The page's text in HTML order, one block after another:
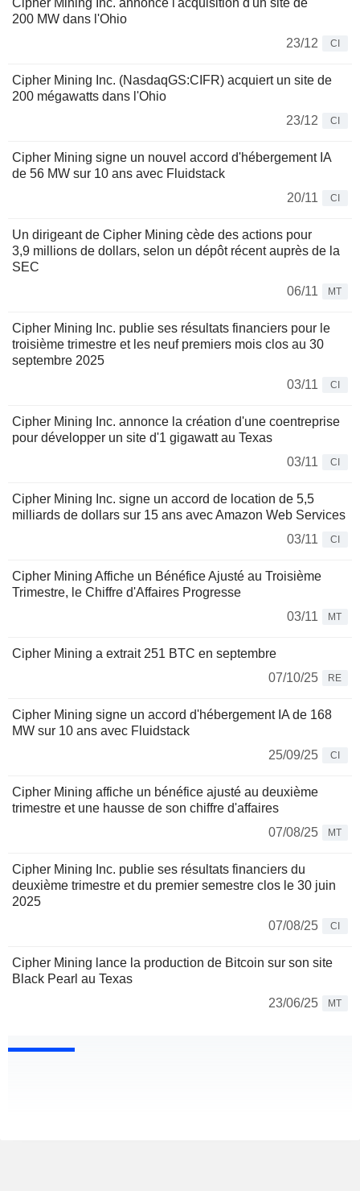
Cipher Mining Inc. annonce l'acquisition d'un site de
200 MW dans l'Ohio
23/12
CI
Cipher Mining Inc. (NasdaqGS:CIFR) acquiert un site de
200 mégawatts dans l'Ohio
23/12
CI
Cipher Mining signe un nouvel accord d'hébergement IA
de 56 MW sur 10 ans avec Fluidstack
20/11
CI
Un dirigeant de Cipher Mining cède des actions pour
3,9 millions de dollars, selon un dépôt récent auprès de la
SEC
06/11
MT
Cipher Mining Inc. publie ses résultats financiers pour le
troisième trimestre et les neuf premiers mois clos au 30
septembre 2025
03/11
CI
Cipher Mining Inc. annonce la création d'une coentreprise
pour développer un site d'1 gigawatt au Texas
03/11
CI
Cipher Mining Inc. signe un accord de location de 5,5
milliards de dollars sur 15 ans avec Amazon Web Services
03/11
CI
Cipher Mining Affiche un Bénéfice Ajusté au Troisième
Trimestre, le Chiffre d'Affaires Progresse
03/11
MT
Cipher Mining a extrait 251 BTC en septembre
07/10/25
RE
Cipher Mining signe un accord d'hébergement IA de 168
MW sur 10 ans avec Fluidstack
25/09/25
CI
Cipher Mining affiche un bénéfice ajusté au deuxième
trimestre et une hausse de son chiffre d'affaires
07/08/25
MT
Cipher Mining Inc. publie ses résultats financiers du
deuxième trimestre et du premier semestre clos le 30 juin
2025
07/08/25
CI
Cipher Mining lance la production de Bitcoin sur son site
Black Pearl au Texas
23/06/25
MT